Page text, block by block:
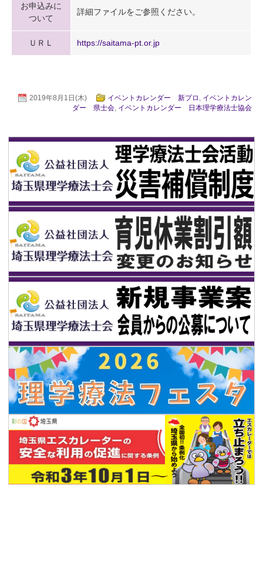
お申込みに
ついて
詳細ファイルをご参照ください。
ＵＲＬ https://saitama-pt.or.jp
2019年8月1日(木) イベントカレンダー 新プロ
イベントカレン
ダー 県士会, イベントカレンダー 日本理学療法士協会